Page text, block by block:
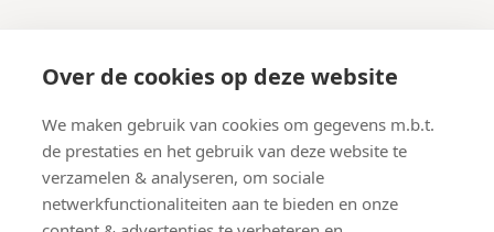
Over de cookies op deze website
We maken gebruik van cookies om gegevens m.b.t.
de prestaties en het gebruik van deze website te
verzamelen & analyseren, om sociale
netwerkfunctionaliteiten aan te bieden en onze
Verzenden
Retourneren
Betalen
Veelgestelde vragen